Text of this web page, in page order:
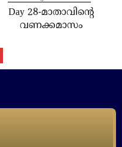
Day 28-മാതാവിന്റെ
വണക്കമാസം